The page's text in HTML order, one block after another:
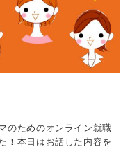
のためのオンライン就職
！本日はお話した内容を